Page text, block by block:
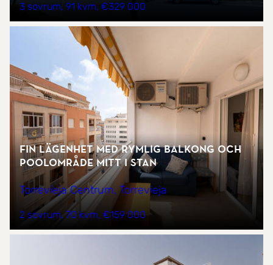
3 sovrum 91 kvm €329 000
Fin lägenhet med rymlig balkong och
poolområde mitt i stan
Torrevieja Centrum, Torrevieja
2 sovrum 70 kvm €159 000